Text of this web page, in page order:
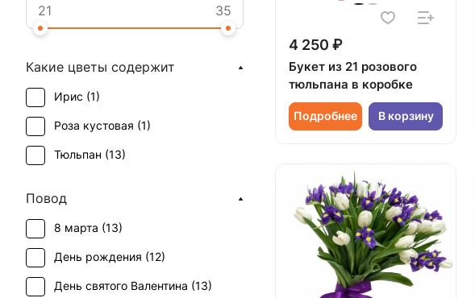
4 250 ₽
Букет из 21 розового
тюльпана в коробке
Подробнее В корзину
Какие цветы содержит
Ирис (1)
Роза кустовая (1)
Тюльпан (13)
Повод
8 марта (13)
День рождения (12)
День святого Валентина (13)